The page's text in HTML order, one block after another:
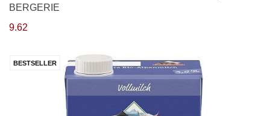
BERGERIE
9.62
BESTSELLER